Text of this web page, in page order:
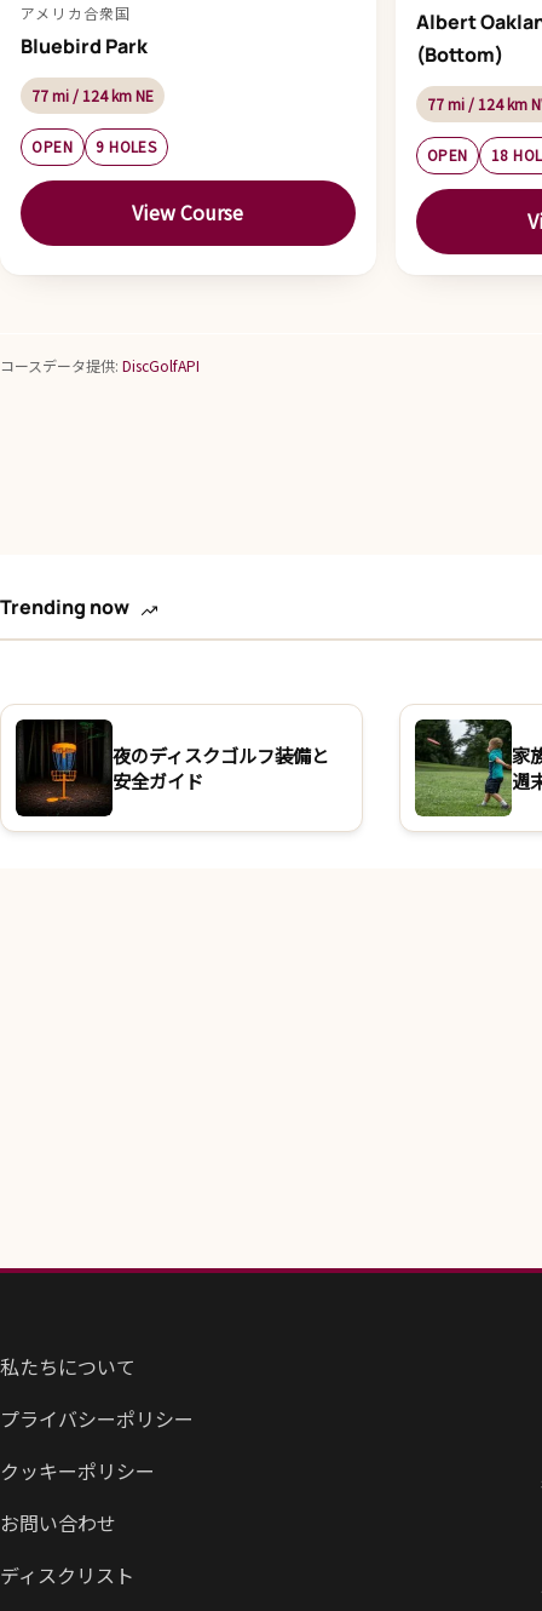
アメリカ合衆国
Bluebird Park
77 mi / 124 km NE
OPEN 9 HOLES
View Course
Albert
(Bottom)
77 mi / 124 km
OPEN 18
コースデータ提供: DiscGolfAPI
Trending now
夜のディスクゴルフ装備と
安全ガイド
家
週
私たちについて
プライバシーポリシー
クッキーポリシー
お問い合わせ
ディスクリスト